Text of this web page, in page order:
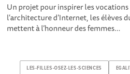
Un projet pour inspirer les vocations
l’architecture d’Internet, les élèves
mettent à l’honneur des femmes...
LES-FILLES-OSEZ-LES-SCIENCES